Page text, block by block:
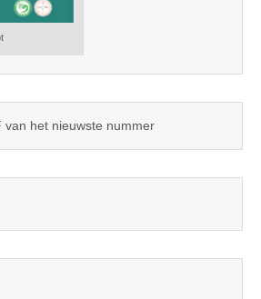
van het nieuwste nummer